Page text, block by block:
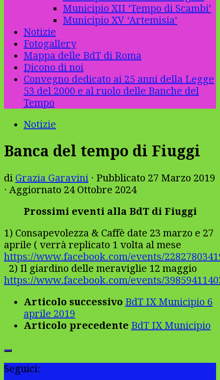
Municipio XII ‘Tempo di Scambi’
Municipio XV ‘Artemisia’
Notizie
Fotogallery
Mappa delle BdT di Roma
Dicono di noi
Convegno dedicato ai 25 anni della Legge
53 del 2000 e al ruolo delle Banche del
Tempo
Notizie
Banca del tempo di Fiuggi
di Grazia Garavini · Pubblicato 27 Marzo 2019
· Aggiornato 24 Ottobre 2024
Prossimi eventi alla BdT di Fiuggi
1) Consapevolezza & Caffè date 23 marzo e 27
aprile ( verrà replicato 1 volta al mese
https://www.facebook.com/events/
2) Il giardino delle meraviglie 12 maggio
https://www.facebook.com/events/
Articolo successivo BdT IX Municipio 6
aprile 2019
Articolo precedente BdT IX Municipio
Seguici: